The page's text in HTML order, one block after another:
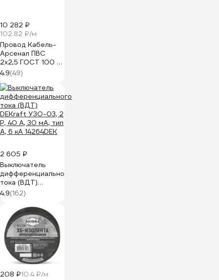
10 282 ₽
102.82 ₽/м
Провод Кабель-
Арсенал ПВС
2х2,5 ГОСТ 100 м
KARS-51186
4.9(49)
2 605 ₽
Выключатель
дифференциального
тока (ВДТ)
DEKraft УЗО-03, 2
P, 40 А, 30 мА, тип
A, 6 кА 14264DEK
4.9(162)
208 ₽10.4 ₽/м